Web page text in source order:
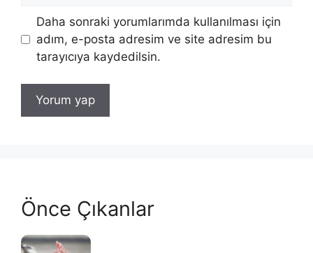
Daha sonraki yorumlarımda kullanılması için
adım, e-posta adresim ve site adresim bu
tarayıcıya kaydedilsin.
Önce Çıkanlar